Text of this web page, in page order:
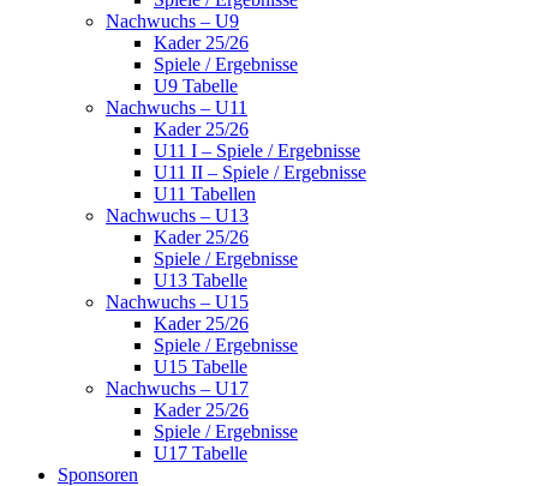
Nachwuchs – U9
Kader 25/26
Spiele / Ergebnisse
U9 Tabelle
Nachwuchs – U11
Kader 25/26
U11 I – Spiele / Ergebnisse
U11 II – Spiele / Ergebnisse
U11 Tabellen
Nachwuchs – U13
Kader 25/26
Spiele / Ergebnisse
U13 Tabelle
Nachwuchs – U15
Kader 25/26
Spiele / Ergebnisse
U15 Tabelle
Nachwuchs – U17
Kader 25/26
Spiele / Ergebnisse
U17 Tabelle
Sponsoren